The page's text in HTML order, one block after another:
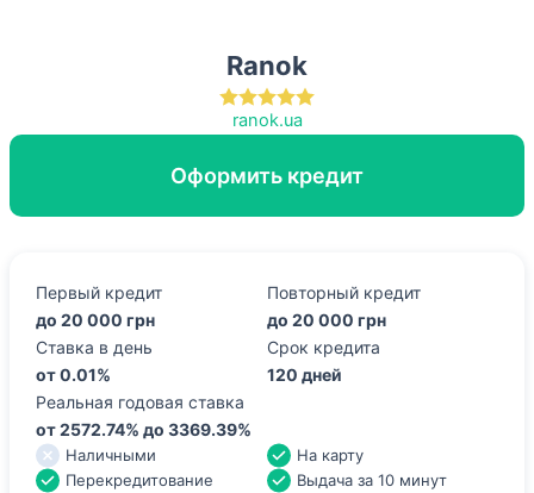
Ranok
ranok.ua
Оформить кредит
Первый кредит
до 20 000 грн
Повторный кредит
до 20 000 грн
Ставка в день
от 0.01%
Срок кредита
120 дней
Реальная годовая ставка
от 2572.74% до 3369.39%
Наличными
Выдача за 10 минут
На карту
Перекредитование